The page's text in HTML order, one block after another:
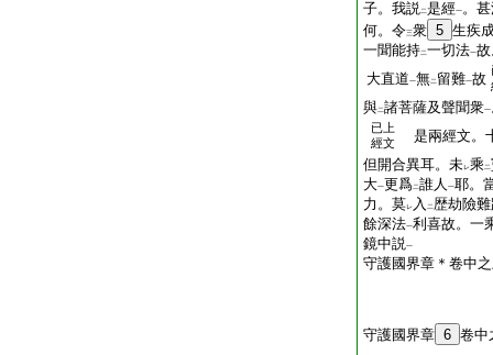
子。我説二是經一。
何。令三衆 5 生疾
一聞能持二一切法一
大直道一無二 留難一故
與二諸菩薩及聲聞衆一
已上
經文
是兩經文。
但開合異耳。未レ乘 二
大一更爲二誰人 一耶。
力。莫レ 入 二歴劫險
餘深法一利喜故。一
鏡中説一
守護國界章＊卷中
守護國界章 6 卷中